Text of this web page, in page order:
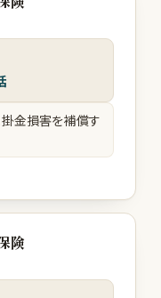
金損害を補償す
険